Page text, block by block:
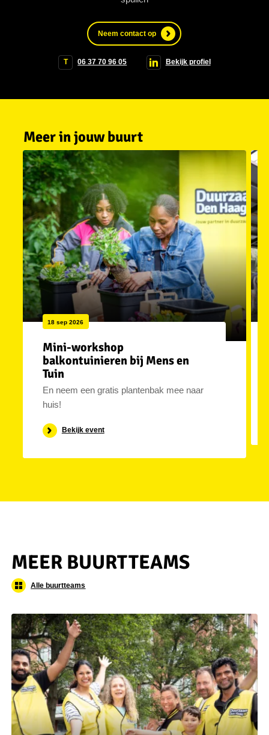
Neem contact op
T 06 37 70 96 05 Bekijk profiel
18 sep 2026
Mini-workshop
balkontuinieren bij Mens en
Tuin
En neem een gratis plantenbak mee naar
huis!
Bekijk event
Meer in jouw buurt
MEER BUURTTEAMS
Alle buurtteams